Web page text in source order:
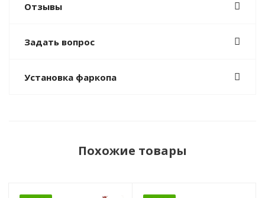
Отзывы
Задать вопрос
Установка фаркопа
Похожие товары